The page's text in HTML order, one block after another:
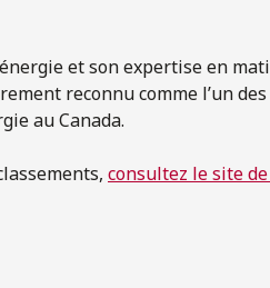
et son expertise en
reconnu comme l’un
au Canada.
consultez le site de